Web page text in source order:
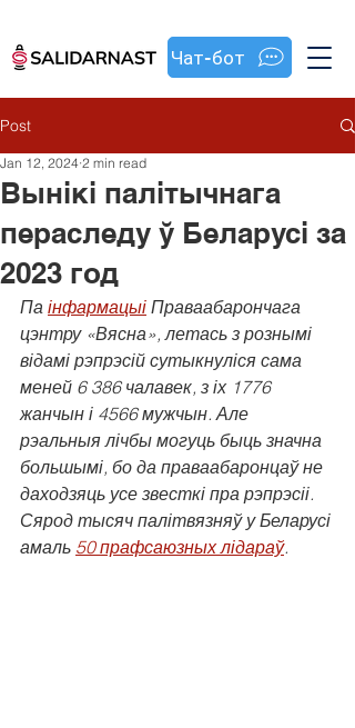
Чат-бот
Post
Вынікі палітычнага
пераследу ў Беларусі за
2023 год
Jan 12, 2024 2 min read
Па інфармацыі Праваабарончага
цэнтру «Вясна», летась з рознымі
відамі рэпрэсій сутыкнуліся сама
меней 6 386 чалавек, з іх 1776
жанчын і 4566 мужчын. Але
рэальныя лічбы могуць быць значна
большымі, бо да праваабаронцаў не
даходзяць усе звесткі пра рэпрэсіі.
Сярод тысяч палітвязняў у Беларусі
амаль 50 прафсаюзных лідараў.